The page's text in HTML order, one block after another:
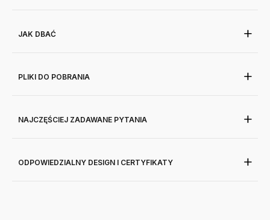
JAK DBAĆ
PLIKI DO POBRANIA
NAJCZĘŚCIEJ ZADAWANE PYTANIA
ODPOWIEDZIALNY DESIGN I CERTYFIKATY